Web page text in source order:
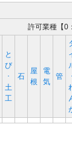
許可業種【0
と
び
･
土
工
石
屋
根
電
気
管
･